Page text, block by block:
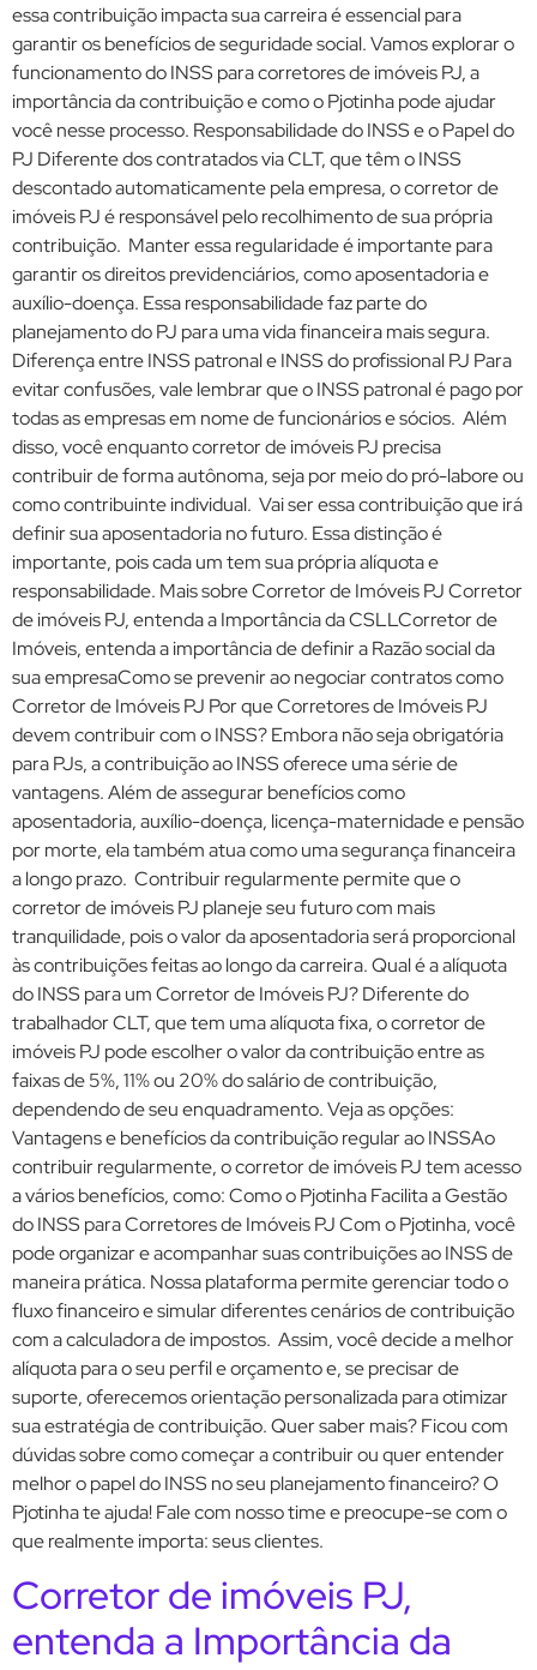
essa contribuição impacta sua carreira é essencial para
garantir os benefícios de seguridade social. Vamos explorar o
funcionamento do INSS para corretores de imóveis PJ, a
importância da contribuição e como o Pjotinha pode ajudar
você nesse processo. Responsabilidade do INSS e o Papel do
PJ Diferente dos contratados via CLT, que têm o INSS
descontado automaticamente pela empresa, o corretor de
imóveis PJ é responsável pelo recolhimento de sua própria
contribuição. Manter essa regularidade é importante para
garantir os direitos previdenciários, como aposentadoria e
auxílio-doença. Essa responsabilidade faz parte do
planejamento do PJ para uma vida financeira mais segura.
Diferença entre INSS patronal e INSS do profissional PJ Para
evitar confusões, vale lembrar que o INSS patronal é pago por
todas as empresas em nome de funcionários e sócios. Além
disso, você enquanto corretor de imóveis PJ precisa
contribuir de forma autônoma, seja por meio do pró-labore ou
como contribuinte individual. Vai ser essa contribuição que irá
definir sua aposentadoria no futuro. Essa distinção é
importante, pois cada um tem sua própria alíquota e
responsabilidade. Mais sobre Corretor de Imóveis PJ Corretor
de imóveis PJ, entenda a Importância da CSLLCorretor de
Imóveis, entenda a importância de definir a Razão social da
sua empresaComo se prevenir ao negociar contratos como
Corretor de Imóveis PJ Por que Corretores de Imóveis PJ
devem contribuir com o INSS? Embora não seja obrigatória
para PJs, a contribuição ao INSS oferece uma série de
vantagens. Além de assegurar benefícios como
aposentadoria, auxílio-doença, licença-maternidade e pensão
por morte, ela também atua como uma segurança financeira
a longo prazo. Contribuir regularmente permite que o
corretor de imóveis PJ planeje seu futuro com mais
tranquilidade, pois o valor da aposentadoria será proporcional
às contribuições feitas ao longo da carreira. Qual é a alíquota
do INSS para um Corretor de Imóveis PJ? Diferente do
trabalhador CLT, que tem uma alíquota fixa, o corretor de
imóveis PJ pode escolher o valor da contribuição entre as
faixas de 5%, 11% ou 20% do salário de contribuição,
dependendo de seu enquadramento. Veja as opções:
Vantagens e benefícios da contribuição regular ao INSSAo
contribuir regularmente, o corretor de imóveis PJ tem acesso
a vários benefícios, como: Como o Pjotinha Facilita a Gestão
do INSS para Corretores de Imóveis PJ Com o Pjotinha, você
pode organizar e acompanhar suas contribuições ao INSS de
maneira prática. Nossa plataforma permite gerenciar todo o
fluxo financeiro e simular diferentes cenários de contribuição
com a calculadora de impostos. Assim, você decide a melhor
alíquota para o seu perfil e orçamento e, se precisar de
suporte, oferecemos orientação personalizada para otimizar
sua estratégia de contribuição. Quer saber mais? Ficou com
dúvidas sobre como começar a contribuir ou quer entender
melhor o papel do INSS no seu planejamento financeiro? O
Pjotinha te ajuda! Fale com nosso time e preocupe-se com o
que realmente importa: seus clientes.
Corretor de imóveis PJ,
entenda a Importância da